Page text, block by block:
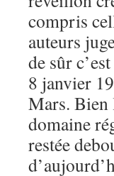
compris
auteurs
de sûr
8 janvier
Mars. Bien
domaine
restée